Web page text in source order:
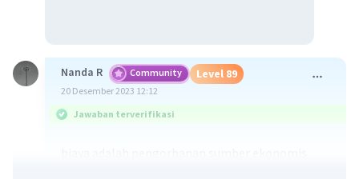
Nanda R Community Level 89
20 Desember 2023 12:12
Jawaban terverifikasi